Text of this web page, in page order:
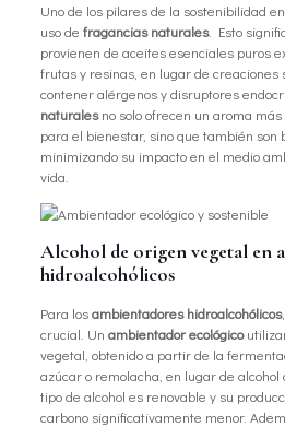
Uno de los pilares de la sostenibilidad
uso de fragancias naturales. Esto
provienen de aceites esenciales puros
frutas y resinas, en lugar de creaciones
contener alérgenos y disruptores
naturalesno solo ofrecen un aroma
para el bienestar, sino que también son
minimizando su impacto en el medio
vida.
Alcohol de origen vegetal en
hidroalcohólicos
Para losambientadores hidroalcohólicos
crucial. Un ambientador ecológico
vegetal, obtenido a partir de la
azúcar o remolacha, en lugar de
tipo de alcohol es renovable y su
carbono significativamente menor.